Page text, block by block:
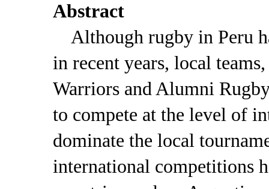
Abstract
Although rugby in Peru
in recent years, local
Warriors and Alumni
to compete at the level of
dominate the local
international competitions